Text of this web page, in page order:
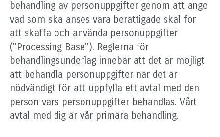
behandling av personuppgifter genom att ange
vad som ska anses vara berättigade skäl för
att skaffa och använda personuppgifter
("Processing Base"). Reglerna för
behandlingsunderlag innebär att det är möjligt
att behandla personuppgifter när det är
nödvändigt för att uppfylla ett avtal med den
person vars personuppgifter behandlas. Vårt
avtal med dig är vår primära behandling.